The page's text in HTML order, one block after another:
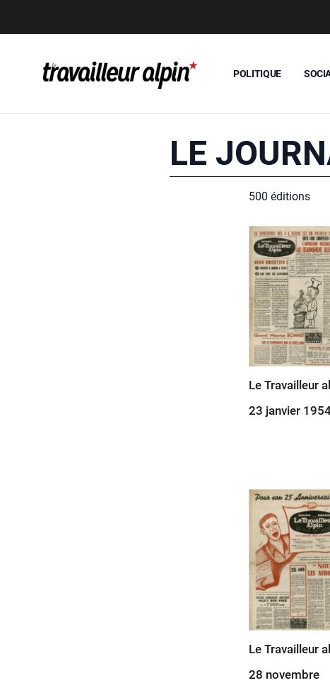
POLITIQUE
LE
500 édi­tions
Le Travailleur
23 janvier
Le Travailleur
28 novembre